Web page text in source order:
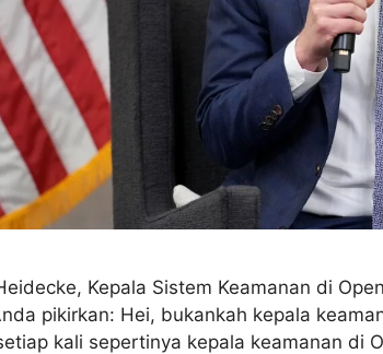
Kepala Sistem Keamanan di
pikirkan: Hei, bukankah kepala
kali sepertinya kepala keamanan di